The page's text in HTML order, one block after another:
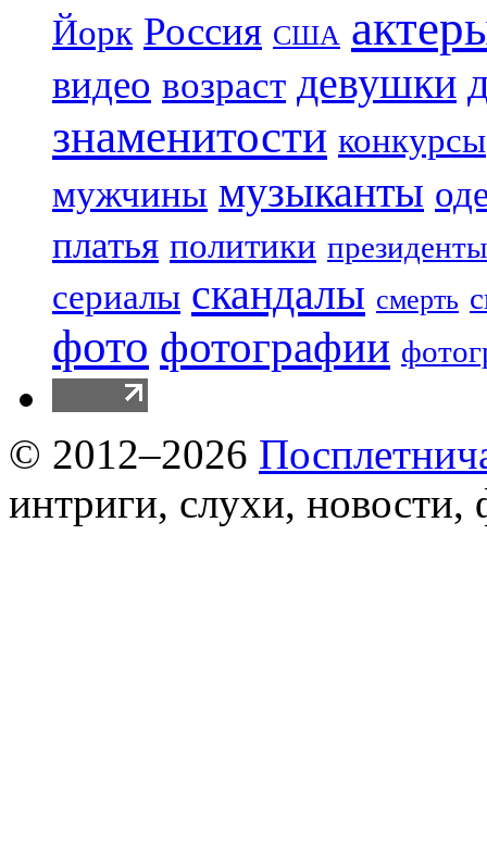
Йорк Россия США
видео возраст девушки
знаменитости конкурсы
мужчины музыканты
платья политики президенты
сериалы скандалы смерть
фото фотографии
© 2012–2026
интриги, слухи, новости,